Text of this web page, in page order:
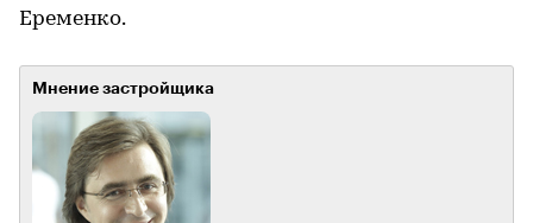
Еременко.
Мнение застройщика